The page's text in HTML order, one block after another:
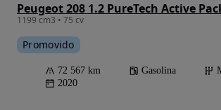
Peugeot 208 1.2 PureTech Active
1199 cm3 • 75 cv
Promovido
72 567 km Gasolina
2020